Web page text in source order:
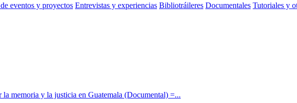
eventos y proyectos Entrevistas y experiencias Bibliotráileres Documentales Tutoriales y
la memoria y la justicia en Guatemala (Documental) =...